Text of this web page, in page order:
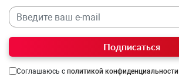
Подписаться
Соглашаюсь с политикой конфиденциальности